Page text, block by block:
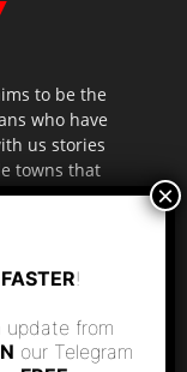
to be the
who have
us stories
towns that
mainstream
FASTER!
update from
our Telegram